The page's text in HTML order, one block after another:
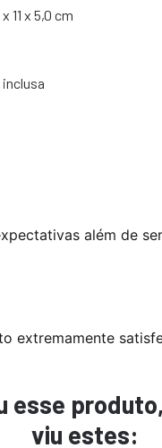
11 x 5,0 cm
além de
extremamente
esse
viu estes: